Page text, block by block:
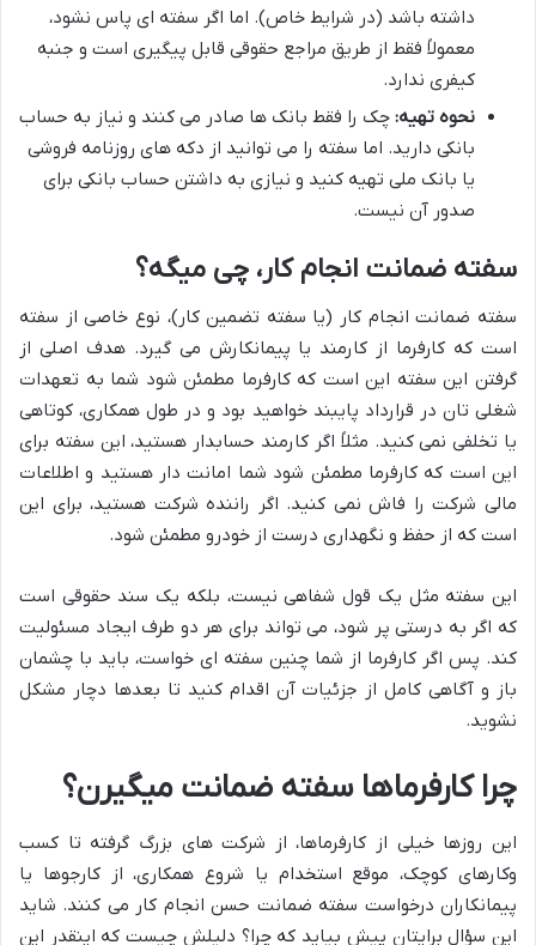
داشته باشد (در شرایط خاص). اما اگر سفته ای پاس نشود،
معمولاً فقط از طریق مراجع حقوقی قابل پیگیری است و جنبه
کیفری ندارد.
نحوه تهیه: چک را فقط بانک ها صادر می کنند و نیاز به حساب
بانکی دارید. اما سفته را می توانید از دکه های روزنامه فروشی
یا بانک ملی تهیه کنید و نیازی به داشتن حساب بانکی برای
صدور آن نیست.
سفته ضمانت انجام کار، چی میگه؟
سفته ضمانت انجام کار (یا سفته تضمین کار)، نوع خاصی از سفته
است که کارفرما از کارمند یا پیمانکارش می گیرد. هدف اصلی از
گرفتن این سفته این است که کارفرما مطمئن شود شما به تعهدات
شغلی تان در قرارداد پایبند خواهید بود و در طول همکاری، کوتاهی
یا تخلفی نمی کنید. مثلاً اگر کارمند حسابدار هستید، این سفته برای
این است که کارفرما مطمئن شود شما امانت دار هستید و اطلاعات
مالی شرکت را فاش نمی کنید. اگر راننده شرکت هستید، برای این
است که از حفظ و نگهداری درست از خودرو مطمئن شود.
این سفته مثل یک قول شفاهی نیست، بلکه یک سند حقوقی است
که اگر به درستی پر شود، می تواند برای هر دو طرف ایجاد مسئولیت
کند. پس اگر کارفرما از شما چنین سفته ای خواست، باید با چشمان
باز و آگاهی کامل از جزئیات آن اقدام کنید تا بعدها دچار مشکل
نشوید.
چرا کارفرماها سفته ضمانت میگیرن؟
این روزها خیلی از کارفرماها، از شرکت های بزرگ گرفته تا کسب
وکارهای کوچک، موقع استخدام یا شروع همکاری، از کارجوها یا
پیمانکاران درخواست سفته ضمانت حسن انجام کار می کنند. شاید
این سؤال برایتان پیش بیاید که چرا؟ دلیلش چیست که اینقدر این